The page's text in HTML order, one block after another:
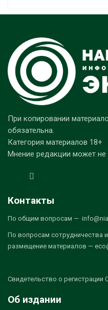
При копировании
обязательна.
Категория материалов 18+
Мнение редакции может не
Контакты
По общим вопросам —
По вопросам сотрудничества
размещение материалов —
Свидетельство о
Об издании